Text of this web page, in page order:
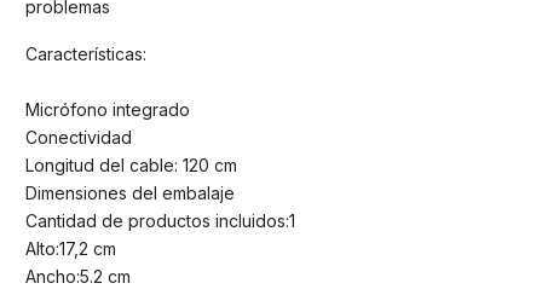
problemas
Características:
Micrófono integrado
Conectividad
Longitud del cable: 120 cm
Dimensiones del embalaje
Cantidad de productos incluidos:1
Alto:17,2 cm
Ancho:5.2 cm